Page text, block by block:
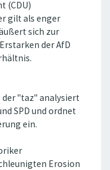
(CDU)
gilt als enger
sich zur
der AfD
der "taz" analysiert
SPD und ordnet
ein.
Erosion